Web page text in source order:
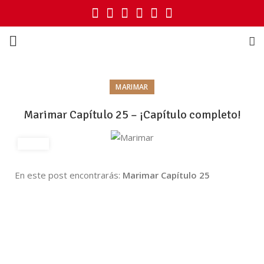
MARIMAR
Marimar Capítulo 25 – ¡Capítulo completo!
En este post encontrarás: Marimar Capítulo 25